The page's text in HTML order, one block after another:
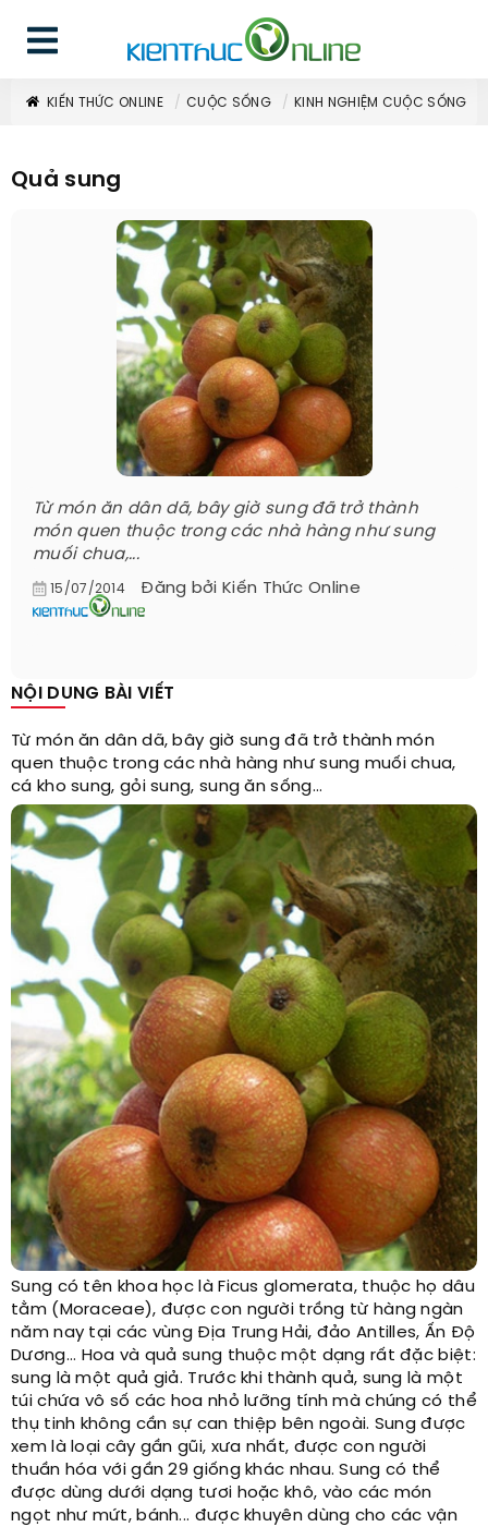
KIẾN THỨC ONLINE CUỘC SỐNG KINH NGHIỆM CUỘC SỐNG
Quả sung
Từ món ăn dân dã, bây giờ sung đã trở thành
món quen thuộc trong các nhà hàng như sung
muối chua,...
15/07/2014 Đăng bởi Kiến Thức Online
NỘI DUNG BÀI VIẾT
Từ món ăn dân dã, bây giờ sung đã trở thành món
quen thuộc trong các nhà hàng như sung muối chua,
cá kho sung, gỏi sung, sung ăn sống...
Sung có tên khoa học là Ficus glomerata, thuộc họ dâu
tằm (Moraceae), được con người trồng từ hàng ngàn
năm nay tại các vùng Địa Trung Hải, đảo Antilles, Ấn Độ
Dương... Hoa và quả sung thuộc một dạng rất đặc biệt:
sung là một quả giả. Trước khi thành quả, sung là một
túi chứa vô số các hoa nhỏ lưỡng tính mà chúng có thể
thụ tinh không cần sự can thiệp bên ngoài. Sung được
xem là loại cây gần gũi, xưa nhất, được con người
thuần hóa với gần 29 giống khác nhau. Sung có thể
được dùng dưới dạng tươi hoặc khô, vào các món
ngọt như mứt, bánh... được khuyên dùng cho các vận